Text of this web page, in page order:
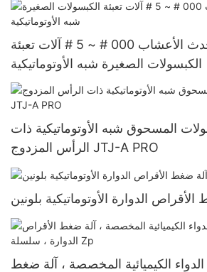
قدمت أحدث الأعشاب 000 # ~ 5 # آلات تعبئة
الكبسولات الصغيرة شبه الأوتوماتيكية
المسحوق شبه الأوتوماتيكية ذات
الرأس المزدوج JTJ-A PRO
الدوارة الأوتوماتيكية بلونين
الكيميائية المخصصة ، آلة ضغط